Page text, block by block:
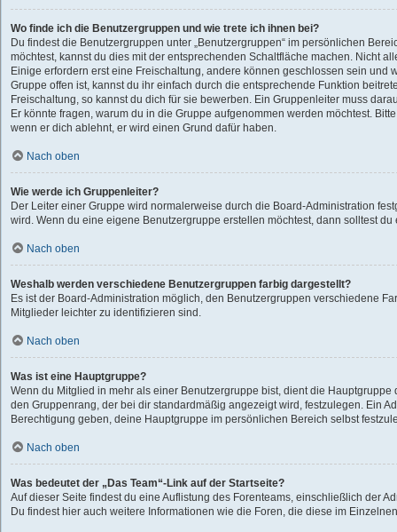
Wo finde ich die Benutzergruppen und wie trete ich ihnen bei?
Du findest die Benutzergruppen unter „Benutzergruppen“ im persönlichen
möchtest, kannst du dies mit der entsprechenden Schaltfläche machen. Nicht
Einige erfordern erst eine Freischaltung, andere können geschlossen sein und
Gruppe offen ist, kannst du ihr einfach durch die entsprechende Funktion
Freischaltung, so kannst du dich für sie bewerben. Ein Gruppenleiter muss
Er könnte fragen, warum du in die Gruppe aufgenommen werden möchtest.
wenn er dich ablehnt, er wird einen Grund dafür haben.
Nach oben
Wie werde ich Gruppenleiter?
Der Leiter einer Gruppe wird normalerweise durch die Board-Administration
wird. Wenn du eine eigene Benutzergruppe erstellen möchtest, dann solltest
Nach oben
Weshalb werden verschiedene Benutzergruppen farbig dargestellt?
Es ist der Board-Administration möglich, den Benutzergruppen verschiedene
Mitglieder leichter zu identifizieren sind.
Nach oben
Was ist eine Hauptgruppe?
Wenn du Mitglied in mehr als einer Benutzergruppe bist, dient die
den Gruppenrang, der bei dir standardmäßig angezeigt wird, festzulegen. Ein
Berechtigung geben, deine Hauptgruppe im persönlichen Bereich selbst
Nach oben
Was bedeutet der „Das Team“-Link auf der Startseite?
Auf dieser Seite findest du eine Auflistung des Forenteams, einschließlich der
Du findest hier auch weitere Informationen wie die Foren, die diese im